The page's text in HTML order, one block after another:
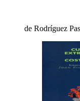
de Rodríguez